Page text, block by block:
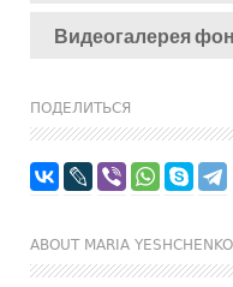
Видеогалерея
ПОДЕЛИТЬСЯ
ABOUT MARIA YESHCHENKO